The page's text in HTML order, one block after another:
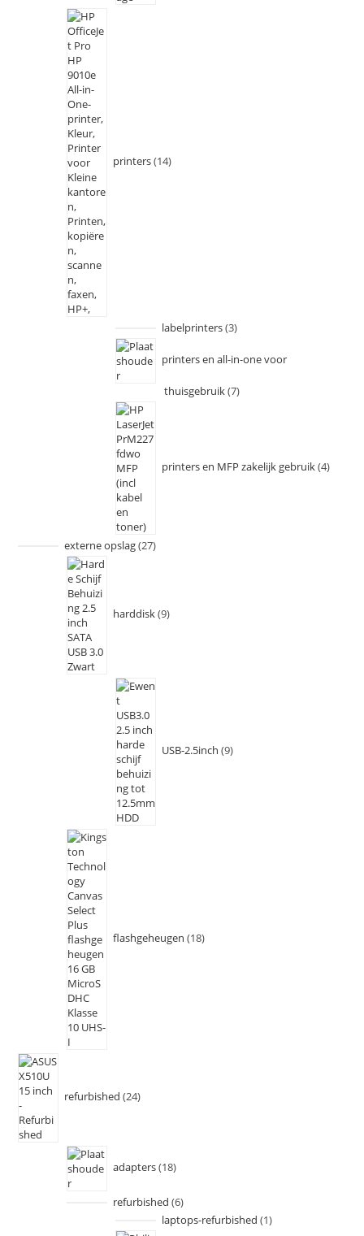
printers 14
labelprinters 3
printers en all-in-one voor
thuisgebruik 7
printers en MFP zakelijk gebruik 4
externe opslag 27
harddisk 9
USB-2.5inch 9
flashgeheugen 18
refurbished 24
adapters 18
refurbished 6
laptops-refurbished 1